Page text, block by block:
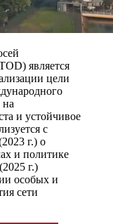
является
цели
и устойчивое
с
г.) о
и политике
г.)
особых и
сети